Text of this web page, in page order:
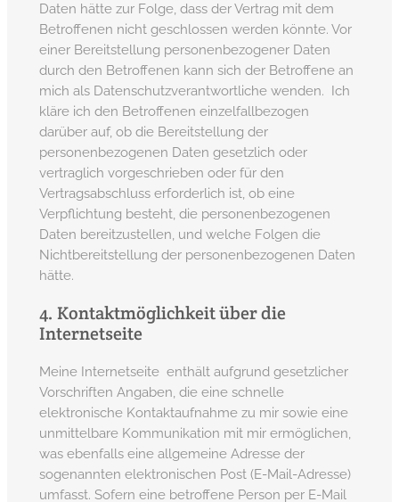
Daten hätte zur Folge, dass der Vertrag mit dem
Betroffenen nicht geschlossen werden könnte. Vor
einer Bereitstellung personenbezogener Daten
durch den Betroffenen kann sich der Betroffene an
mich als Datenschutzverantwortliche wenden. Ich
kläre ich den Betroffenen einzelfallbezogen
darüber auf, ob die Bereitstellung der
personenbezogenen Daten gesetzlich oder
vertraglich vorgeschrieben oder für den
Vertragsabschluss erforderlich ist, ob eine
Verpflichtung besteht, die personenbezogenen
Daten bereitzustellen, und welche Folgen die
Nichtbereitstellung der personenbezogenen Daten
hätte.
4. Kontaktmöglichkeit über die
Internetseite
Meine Internetseite enthält aufgrund gesetzlicher
Vorschriften Angaben, die eine schnelle
elektronische Kontaktaufnahme zu mir sowie eine
unmittelbare Kommunikation mit mir ermöglichen,
was ebenfalls eine allgemeine Adresse der
sogenannten elektronischen Post (E-Mail-Adresse)
umfasst. Sofern eine betroffene Person per E-Mail